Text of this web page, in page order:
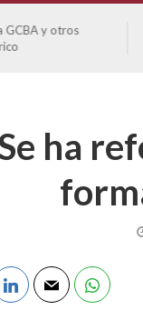
GCBA y otros
ha